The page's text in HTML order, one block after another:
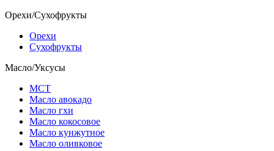
Орехи/Сухофрукты
Орехи
Сухофрукты
Масло/Уксусы
МСТ
Масло авокадо
Масло гхи
Масло кокосовое
Масло кунжутное
Масло оливковое